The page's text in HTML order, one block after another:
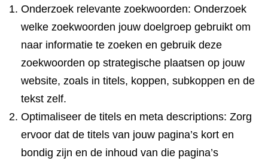
Onderzoek relevante zoekwoorden: Onderzoek
welke zoekwoorden jouw doelgroep gebruikt om
naar informatie te zoeken en gebruik deze
zoekwoorden op strategische plaatsen op jouw
website, zoals in titels, koppen, subkoppen en de
tekst zelf.
Optimaliseer de titels en meta descriptions: Zorg
ervoor dat de titels van jouw pagina’s kort en
bondig zijn en de inhoud van die pagina’s